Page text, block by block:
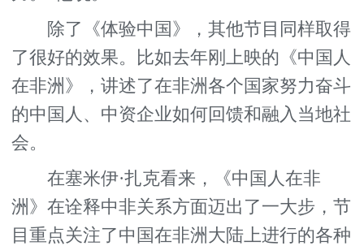
除了《体验中国》，其他节目同样取得
了很好的效果。比如去年刚上映的《中国人
在非洲》，讲述了在非洲各个国家努力奋斗
的中国人、中资企业如何回馈和融入当地社
会。
在塞米伊·扎克看来，《中国人在非
洲》在诠释中非关系方面迈出了一大步，节
目重点关注了中国在非洲大陆上进行的各种